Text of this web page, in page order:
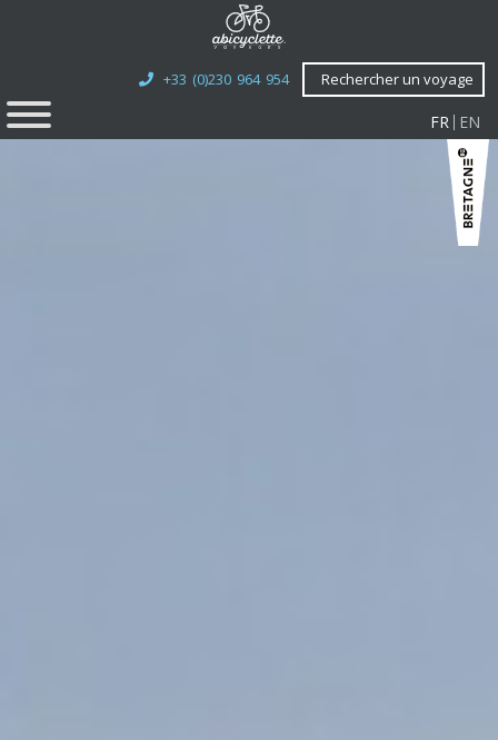
+33 (0)230 964 954 Rechercher un voyage
FR EN